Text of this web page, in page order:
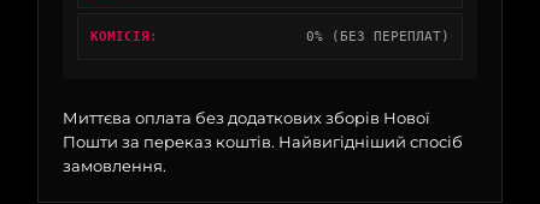
КОМІСІЯ: 0% (БЕЗ ПЕРЕПЛАТ)
Миттєва оплата без додаткових зборів Нової
Пошти за переказ коштів. Найвигідніший спосіб
замовлення.